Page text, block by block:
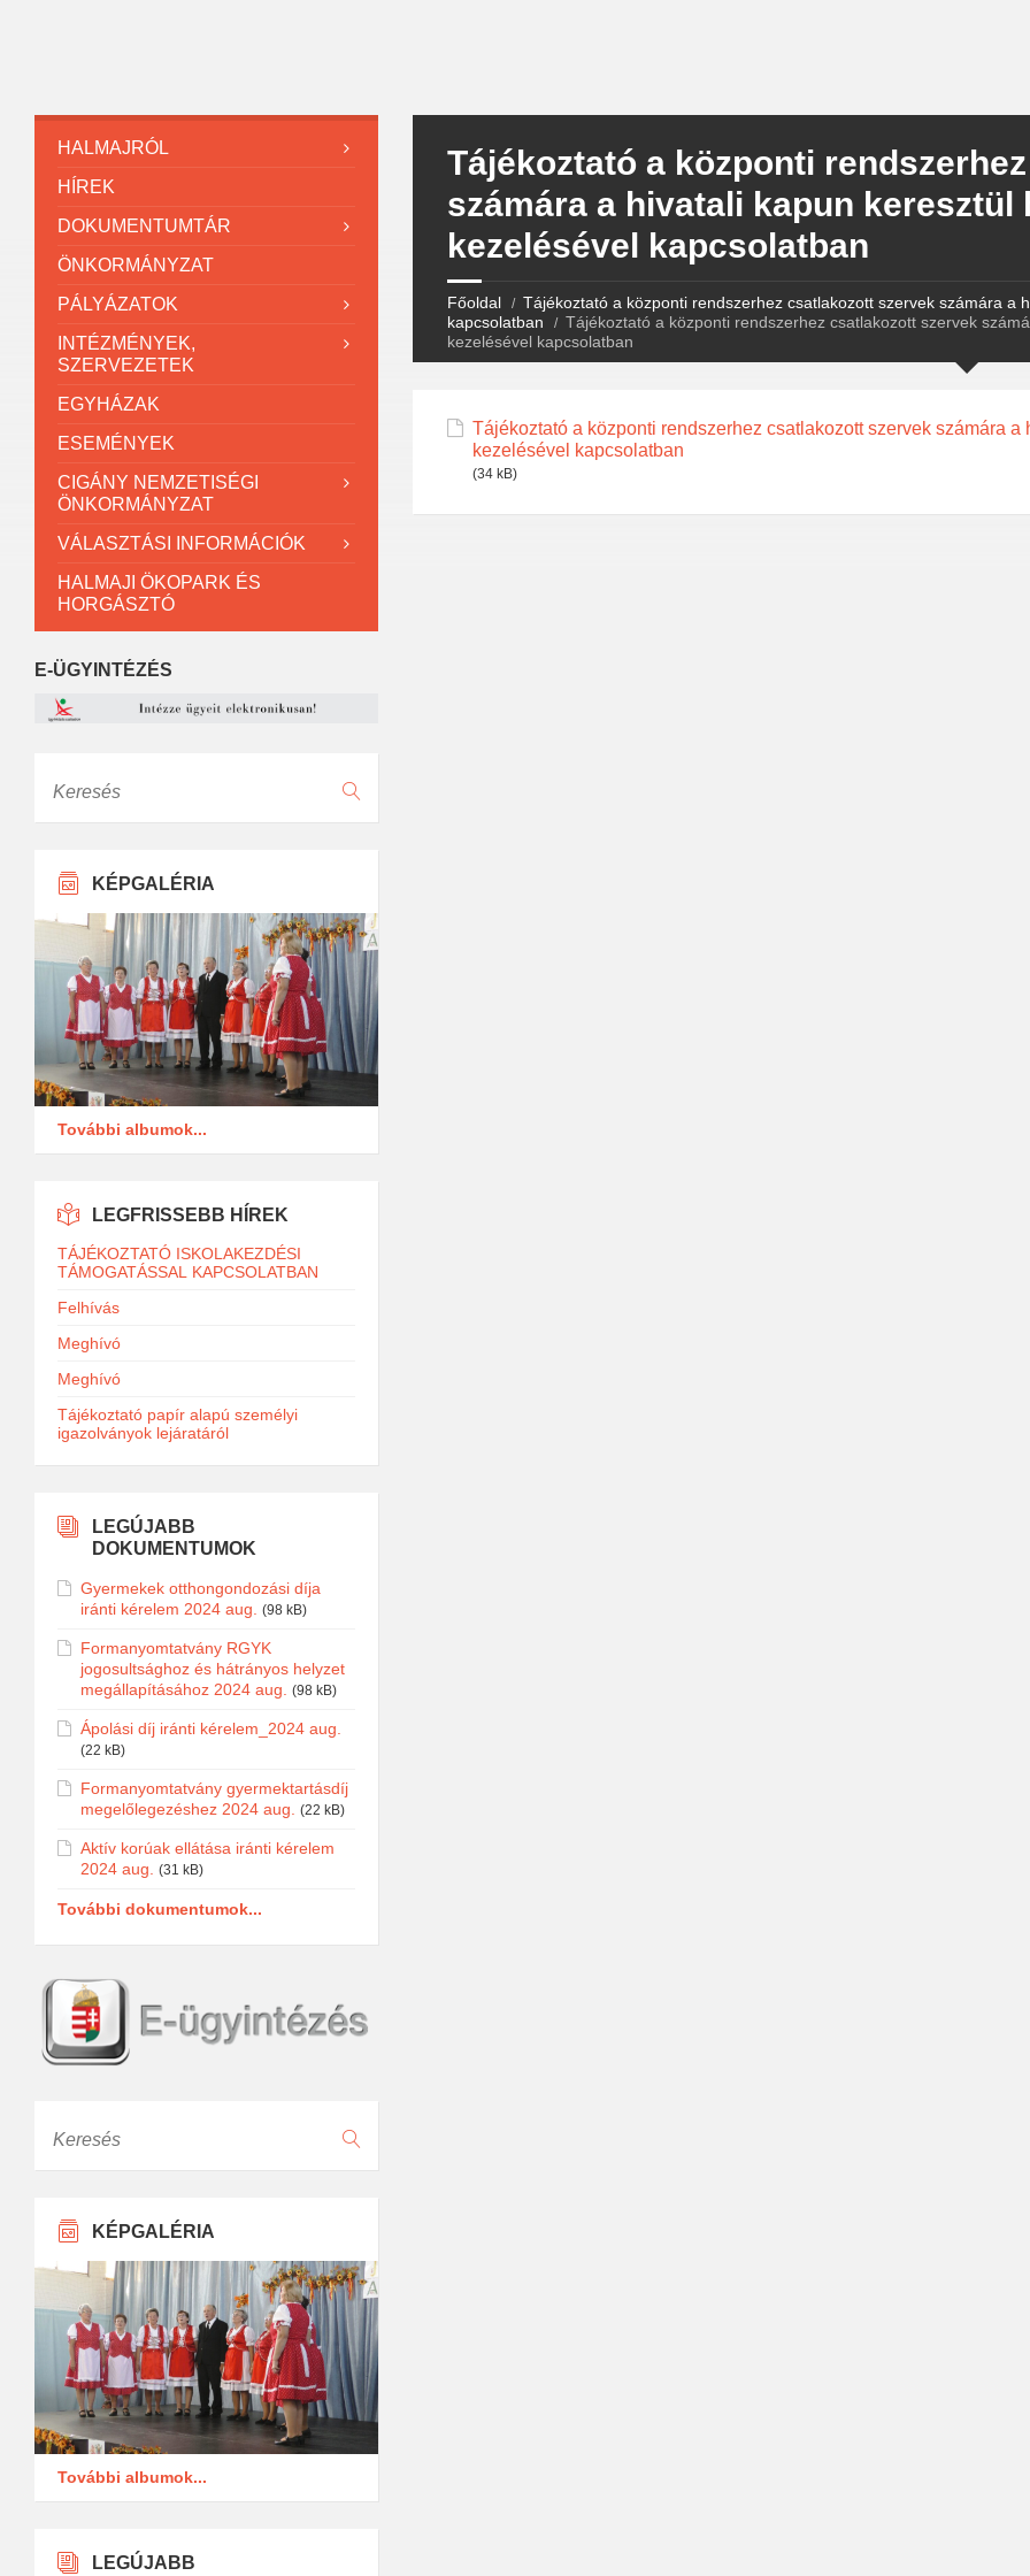
Tájékoztató a központi
számára a hivatali kapun
kezelésével kapcsolatban
Főoldal
Tájékoztató a központi rendszerhez csatlakozott szervek számára a
kapcsolatban
Tájékoztató a központi rendszerhez csatlakozott szervek
kezelésével kapcsolatban
Tájékoztató a központi rendszerhez csatlakozott szervek számára
kezelésével kapcsolatban
(34 kB)
HALMAJRÓL
HÍREK
DOKUMENTUMTÁR
ÖNKORMÁNYZAT
PÁLYÁZATOK
INTÉZMÉNYEK,
SZERVEZETEK
EGYHÁZAK
ESEMÉNYEK
CIGÁNY NEMZETISÉGI
ÖNKORMÁNYZAT
VÁLASZTÁSI INFORMÁCIÓK
HALMAJI ÖKOPARK ÉS
HORGÁSZTÓ
E-ÜGYINTÉZÉS
KÉPGALÉRIA
További albumok...
LEGFRISSEBB HÍREK
TÁJÉKOZTATÓ ISKOLAKEZDÉSI
TÁMOGATÁSSAL KAPCSOLATBAN
Felhívás
Meghívó
Meghívó
Tájékoztató papír alapú személyi
igazolványok lejáratáról
LEGÚJABB
DOKUMENTUMOK
Gyermekek otthongondozási díja
iránti kérelem 2024 aug.
(98 kB)
Formanyomtatvány RGYK
jogosultsághoz és hátrányos helyzet
megállapításához 2024 aug.
(98 kB)
Ápolási díj iránti kérelem_2024 aug.
(22 kB)
Formanyomtatvány gyermektartásdíj
megelőlegezéshez 2024 aug.
(22 kB)
Aktív korúak ellátása iránti kérelem
2024 aug.
(31 kB)
További dokumentumok...
KÉPGALÉRIA
További albumok...
LEGÚJABB